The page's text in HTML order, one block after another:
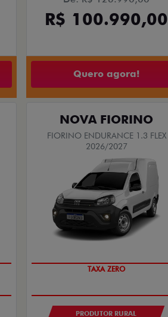
R$ 100.990,00
Quero agora!
NOVA FIORINO
FIORINO ENDURANCE 1.3 FLEX
2026/2027
TAXA ZERO
PRODUTOR RURAL